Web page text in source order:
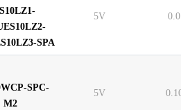
SPA
5V
SPC-
M2
5V